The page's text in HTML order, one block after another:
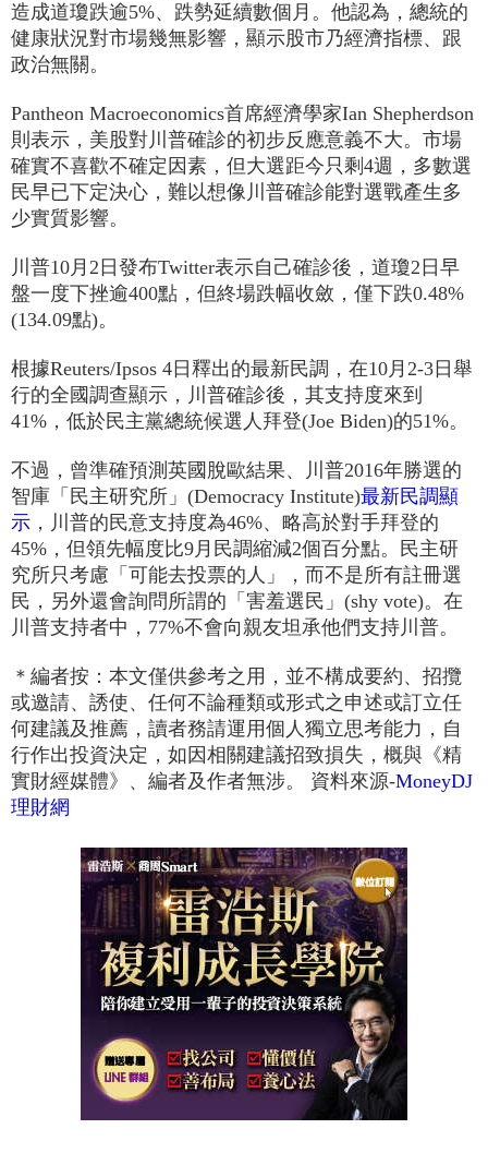
造成道瓊跌逾5%、跌勢延續數個月。他認為，總統的
健康狀況對市場幾無影響，顯示股市乃經濟指標、跟
政治無關。
Pantheon Macroeconomics首席經濟學家Ian Shepherdson
則表示，美股對川普確診的初步反應意義不大。市場
確實不喜歡不確定因素，但大選距今只剩4週，多數選
民早已下定決心，難以想像川普確診能對選戰產生多
少實質影響。
川普10月2日發布Twitter表示自己確診後，道瓊2日早
盤一度下挫逾400點，但終場跌幅收斂，僅下跌0.48%
(134.09點)。
根據Reuters/Ipsos 4日釋出的最新民調，在10月2-3日舉
行的全國調查顯示，川普確診後，其支持度來到
41%，低於民主黨總統候選人拜登(Joe Biden)的51%。
不過，曾準確預測英國脫歐結果、川普2016年勝選的
智庫「民主研究所」(Democracy Institute)最新民調顯
示 ，川普的民意支持度為46%、略高於對手拜登的
45%，但領先幅度比9月民調縮減2個百分點。民主研
究所只考慮「可能去投票的人」，而不是所有註冊選
民，另外還會詢問所謂的「害羞選民」(shy vote)。在
川普支持者中，77%不會向親友坦承他們支持川普。
＊編者按：本文僅供參考之用，並不構成要約、招攬
或邀請、誘使、任何不論種類或形式之申述或訂立任
何建議及推薦，讀者務請運用個人獨立思考能力，自
行作出投資決定，如因相關建議招致損失，概與《精
實財經媒體》、編者及作者無涉。 資料來源-MoneyDJ
理財網